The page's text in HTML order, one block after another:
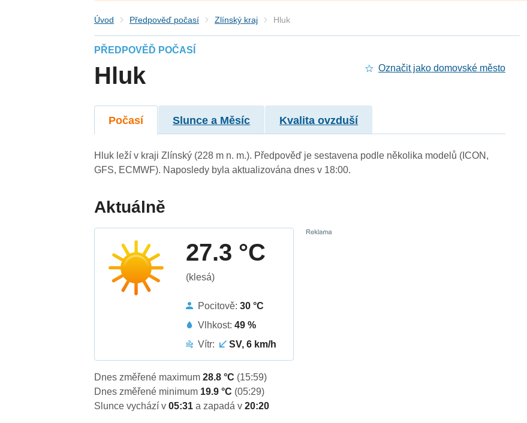
Úvod Předpověď počasí Zlínský kraj Hluk
PŘEDPOVĚĎ POČASÍ
Hluk Označit jako domovské město
Počasí Slunce a Měsíc Kvalita ovzduší
Hluk leží v kraji Zlínský (228 m n. m.). Předpověď je sestavena podle několika modelů (ICON,
GFS, ECMWF). Naposledy byla aktualizována dnes v 18:00.
Aktuálně
27.3 °C
(klesá)
Pocitově:30 °C
Vlhkost:49 %
Vítr:
SV, 6 km/h
Dnes změřené maximum28.8 °C (15:59)
Dnes změřené minimum 19.9 °C (05:29)
Slunce vychází v05:31a zapadá v20:20